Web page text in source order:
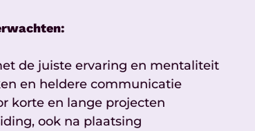
de juiste ervaring en mentaliteit
en heldere communicatie
korte en lange projecten
ook na plaatsing